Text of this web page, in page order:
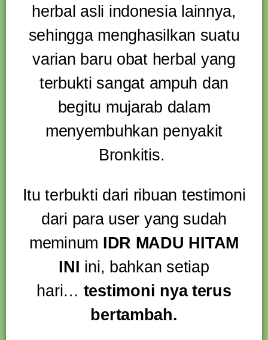
herbal asli indonesia lainnya,
sehingga menghasilkan suatu
varian baru obat herbal yang
terbukti sangat ampuh dan
begitu mujarab dalam
menyembuhkan penyakit
Bronkitis.
Itu terbukti dari ribuan testimoni
dari para user yang sudah
meminum IDR MADU HITAM
INI ini, bahkan setiap
hari… testimoni nya terus
bertambah.